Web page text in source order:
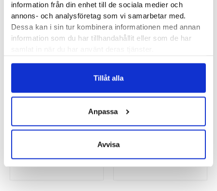
information från din enhet till de sociala medier och
annons- och analysföretag som vi samarbetar med.
Dessa kan i sin tur kombinera informationen med annan
information som du har tillhandahållit eller som de har
Tillåt alla
Anpassa
Avvisa
Haglöfs L.I.M Horizon
Haglöfs L.I.M FH GTX